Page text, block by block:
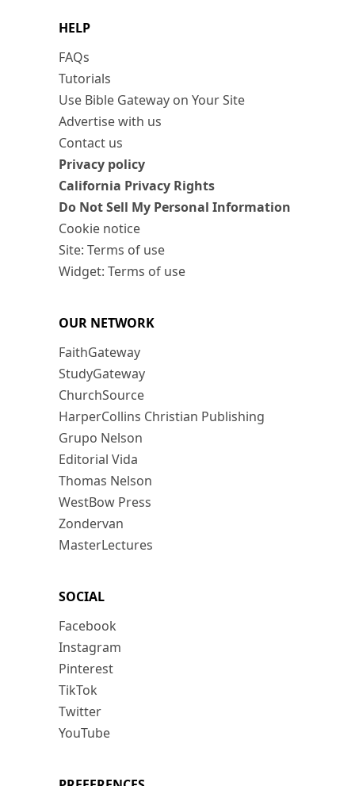
HELP
FAQs
Tutorials
Use Bible Gateway on Your Site
Advertise with us
Contact us
Privacy policy
California Privacy Rights
Do Not Sell My Personal Information
Cookie notice
Site: Terms of use
Widget: Terms of use
OUR NETWORK
FaithGateway
StudyGateway
ChurchSource
HarperCollins Christian Publishing
Grupo Nelson
Editorial Vida
Thomas Nelson
WestBow Press
Zondervan
MasterLectures
SOCIAL
Facebook
Instagram
Pinterest
TikTok
Twitter
YouTube